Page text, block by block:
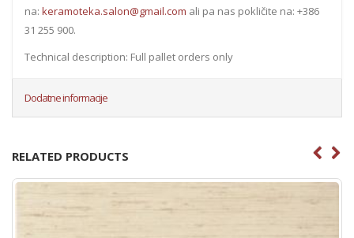
na: keramoteka.salon@gmail.com ali pa nas pokličite na: +386
31 255 900.
Technical description: Full pallet orders only
Dodatne informacije
RELATED PRODUCTS